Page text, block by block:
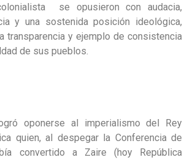
se opusieron con audacia,
y una sostenida posición ideológica,
transparencia y ejemplo de consistencia
de sus pueblos.
oponerse al imperialismo del Rey
quien, al despegar la Conferencia de
convertido a Zaire (hoy República